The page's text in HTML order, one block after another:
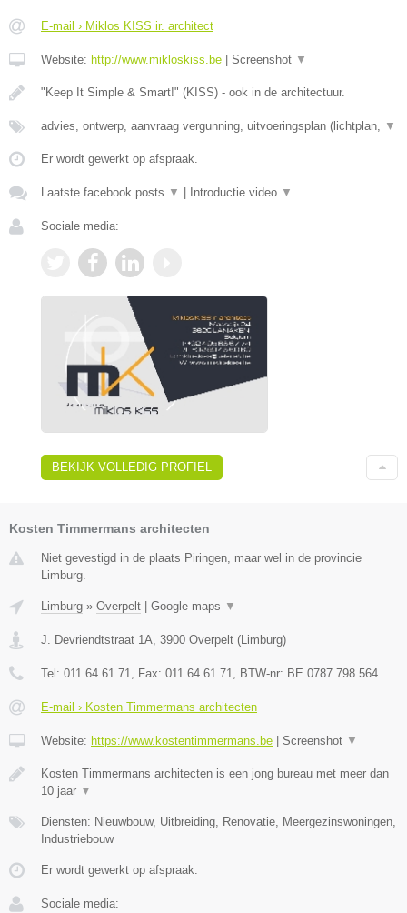
E-mail › Miklos KISS ir. architect
Website: http://www.mikloskiss.be Screenshot ▼
"Keep It Simple & Smart!" (KISS) - ook in de architectuur.
advies, ontwerp, aanvraag vergunning, uitvoeringsplan (lichtplan, ▼
Er wordt gewerkt op afspraak.
Laatste facebook posts ▼ Introductie video ▼
Sociale media:
BEKIJK VOLLEDIG PROFIEL
Kosten Timmermans architecten
Niet gevestigd in de plaats Piringen, maar wel in de provincie
Limburg.
Limburg » Overpelt Google maps ▼
J. Devriendtstraat 1A 3900 Overpelt ( Limburg)
Tel: 011 64 61 71 , Fax: 011 64 61 71 , BTW-nr: BE 0787 798 564
E-mail › Kosten Timmermans architecten
Website: https://www.kostentimmermans.be Screenshot ▼
Kosten Timmermans architecten is een jong bureau met meer dan
10 jaar ▼
Diensten: Nieuwbouw, Uitbreiding, Renovatie, Meergezinswoningen,
Industriebouw
Er wordt gewerkt op afspraak.
Sociale media: